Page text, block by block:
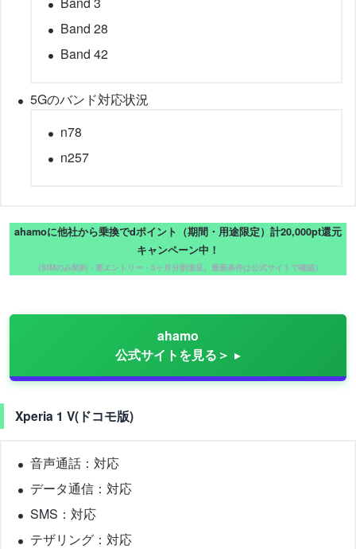
Band 28
Band 42
5Gのバンド対応状況
n78
n257
ahamoに他社から乗換でdポイント（期間・用途限定）計20,000pt還元
キャンペーン中！
（SIMのみ契約・要エントリー・5ヶ月分割進呈。最新条件は公式サイトで確認）
ahamo
公式サイトを見る＞
Xperia 1 V(ドコモ版)
音声通話：対応
データ通信：対応
SMS：対応
テザリング：対応